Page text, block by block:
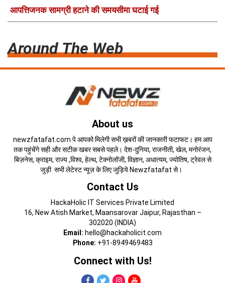
आपत्तिजनक सामग्री हटाने की समयसीमा घटाई गई
Around The Web
About us
newzfatafat.com पे आपको मिलेगी सभी ख़बरों की जानकारी फटाफट। हम आप
तक पहुंचेंगे सही और सटीक खबर सबसे पहले। देश-दुनिया, राजनीती, खेल, मनोरंजन,
बिज़नेस, क्राइम, राज्य ,विश्व, हेल्थ, टेक्नोलॉजी, विज्ञान, अधात्यम, ज्योतिष, ट्रेवल से
जुड़ी सभी लेटेस्ट न्यूज़ के लिए जुड़िये Newzfatafat से।
Contact Us
HackaHolic IT Services Private Limited
16, New Atish Market, Maansarovar Jaipur, Rajasthan –
302020 (INDIA)
Email: hello@hackaholicit.com
Phone: +91-8949469483
Connect with Us!